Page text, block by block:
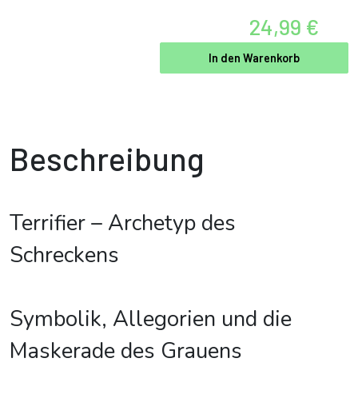
24,99 €
In den Warenkorb
Beschreibung
Terrifier – Archetyp des
Schreckens
Symbolik, Allegorien und die
Maskerade des Grauens